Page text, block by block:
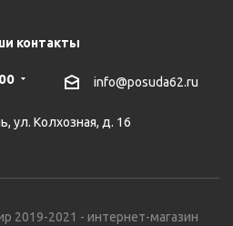
контакты
info@posuda62.ru
ул. Колхозная, д. 16
2019-2021 - интернет-магазин